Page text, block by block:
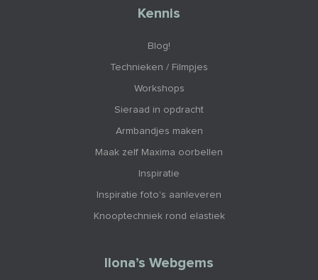
Kennis
Blog!
Technieken / Filmpjes
Workshops
Sieraad in opdracht
Armbandjes maken
Maak zelf Maxima oorbellen
Inspiratie
Inspiratie foto's aanleveren
Knooptechniek rond elastiek
Ilona’s Webgems